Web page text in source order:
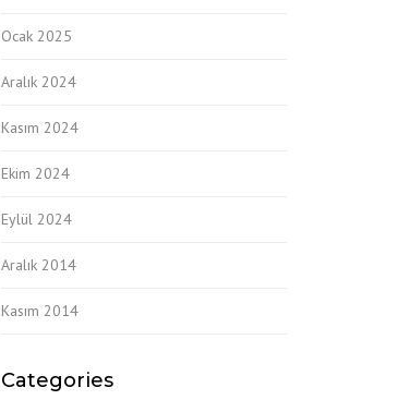
Ocak 2025
Aralık 2024
Kasım 2024
Ekim 2024
Eylül 2024
Aralık 2014
Kasım 2014
Categories